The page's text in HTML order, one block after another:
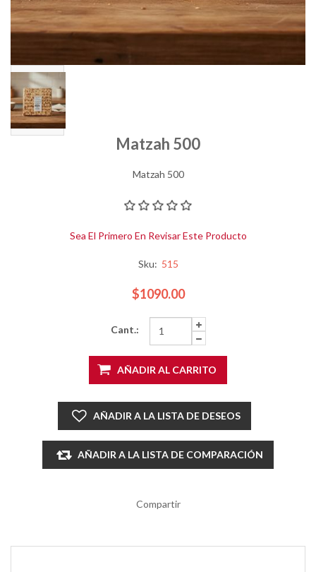
Matzah 500
Matzah 500
Sea El Primero En Revisar Este Producto
Sku: 515
$1090.00
Cant.:
AÑADIR AL CARRITO
AÑADIR A LA LISTA DE DESEOS
AÑADIR A LA LISTA DE COMPARACIÓN
Compartir